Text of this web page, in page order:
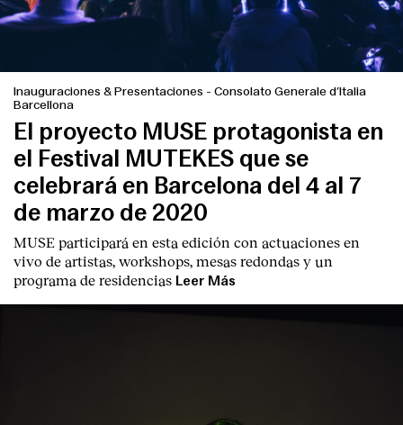
Inauguraciones & Presentaciones - Consolato Generale d’Italia
Barcellona
El proyecto MUSE protagonista en
el Festival MUTEKES que se
celebrará en Barcelona del 4 al 7
de marzo de 2020
MUSE participará en esta edición con actuaciones en
vivo de artistas, workshops, mesas redondas y un
programa de residencias Leer Más